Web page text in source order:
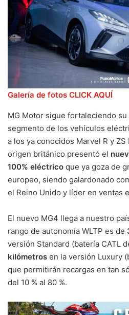
Galería de fotos CLICK AQUÍ
MG Motor sigue fortaleciendo
segmento de los vehículos
a los ya conocidos Marvel R y ZS
origen británico presentó el
100% eléctrico que ya goza de
europeo, siendo galardonado
el Reino Unido y líder en ventas
El nuevo MG4 llega a nuestro
rango de autonomía WLTP es de
versión Standard (batería CATL
kilómetros en la versión Luxury
que permitirán recargas en tan
del 10 % al 80 %.